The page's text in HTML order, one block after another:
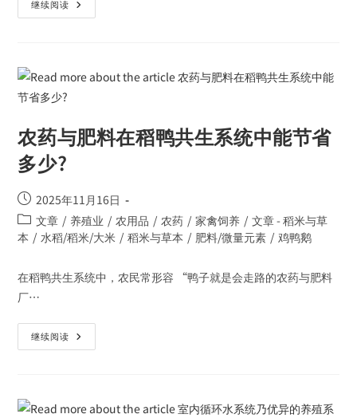
继续阅读
农药与肥料在稻鸭共生系统中能节省
多少?
2025年11月16日
文章 / 养殖业 / 农用品 / 农药 / 家禽饲养 / 文章 - 稻米与草
本 / 水稻/稻米/大米 / 稻米与草本 / 肥料/微量元素 / 鸡鸭鹅
在稻鸭共生系统中，农民常形容 “鸭子就是会走路的农药与肥料
厂…
继续阅读